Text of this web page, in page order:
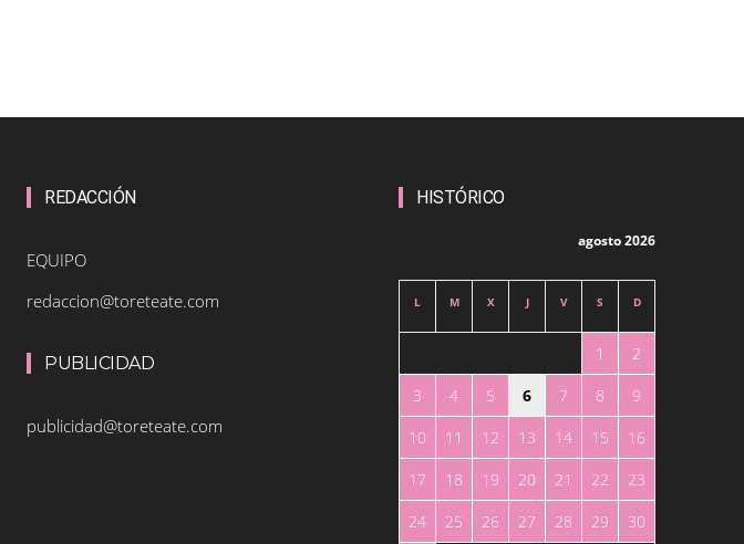
REDACCIÓN
EQUIPO
redaccion@toreteate.com
PUBLICIDAD
publicidad@toreteate.com
HISTÓRICO
agosto 2026
L M X J V S D
1
2
3
4 5 6 7 8
9
10
11 12 13 14 15
16
17
18 19 20 21 22
23
24
25 26 27 28 29 30